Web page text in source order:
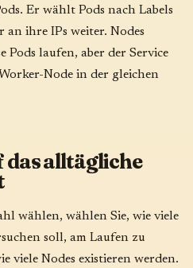
Er wählt Pods nach Labels
ihre IPs weiter. Nodes
Pods laufen, aber der Service
Node in der gleichen
das alltägliche
wählen, wählen Sie, wie viele
soll, am Laufen zu
viele Nodes existieren werden.